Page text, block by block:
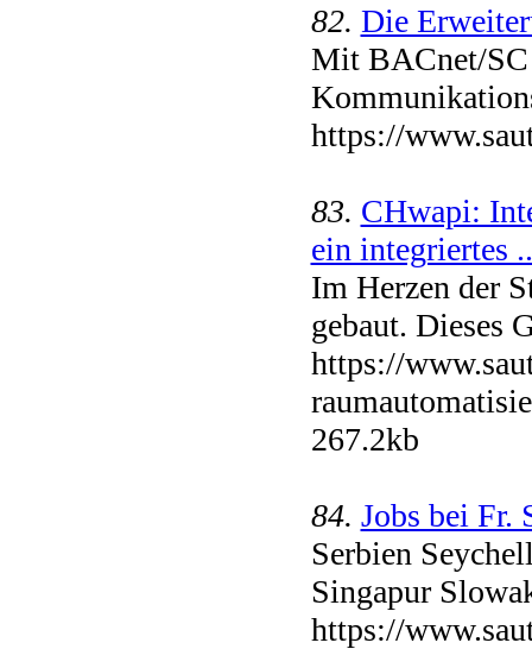
82. Die
Mit BACnet/SC
https://
83. CHwapi:
ein integriertes
Im Herzen der
gebaut. Dieses
https://
267.2kb
84. Jobs bei Fr.
Serbien
Singapur
https://